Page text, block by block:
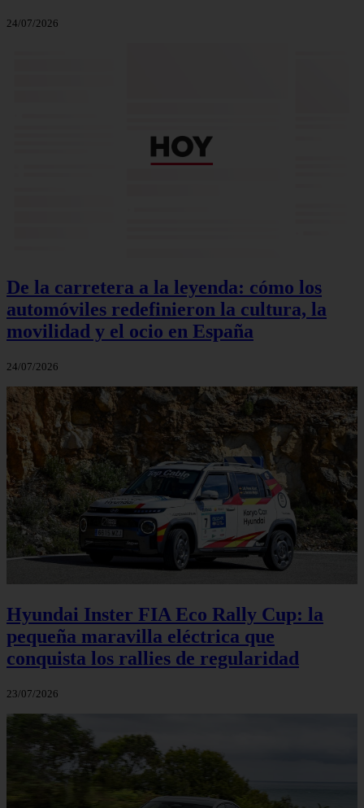
24/07/2026
De la carretera a la leyenda: cómo los
automóviles redefinieron la cultura, la
movilidad y el ocio en España
24/07/2026
Hyundai Inster FIA Eco Rally Cup: la
pequeña maravilla eléctrica que
conquista los rallies de regularidad
23/07/2026